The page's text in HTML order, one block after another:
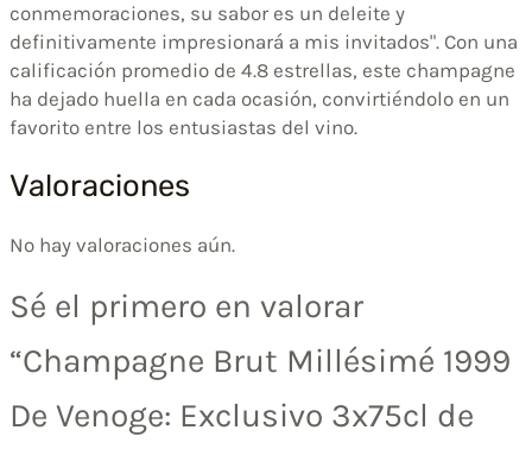
conmemoraciones, su sabor es un deleite y
definitivamente impresionará a mis invitados". Con una
calificación promedio de 4.8 estrellas, este champagne
ha dejado huella en cada ocasión, convirtiéndolo en un
favorito entre los entusiastas del vino.
Valoraciones
No hay valoraciones aún.
Sé el primero en valorar
“Champagne Brut Millésimé 1999
De Venoge: Exclusivo 3x75cl de